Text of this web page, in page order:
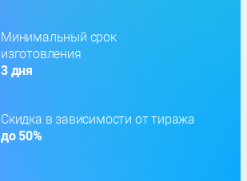
Минимальный срок
изготовления
3 дня
Скидка в зависимости от тиража
до 50%